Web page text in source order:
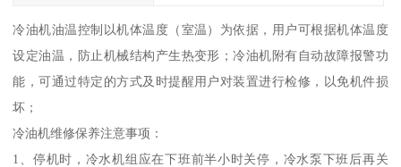
冷油机油温控制以机体温度（室温）为依据，用户可根据机体温度
设定油温，防止机械结构产生热变形；冷油机附有自动故障报警功
能，可通过特定的方式及时提醒用户对装置进行检修，以免机件损
坏；
冷油机维修保养注意事项：
1、停机时，冷水机组应在下班前半小时关停，冷水泵下班后再关